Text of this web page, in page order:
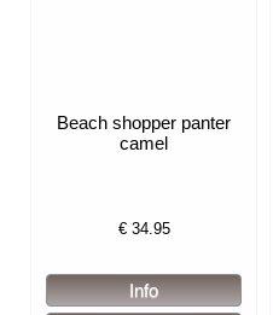
Beach shopper panter
camel
€ 34.95